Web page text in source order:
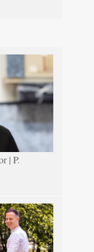
| P.